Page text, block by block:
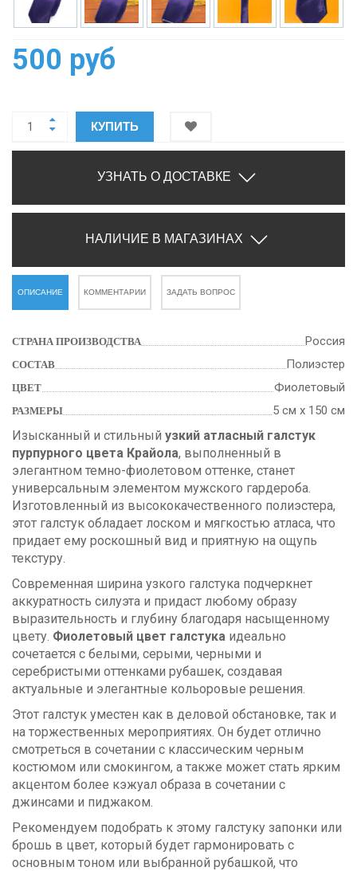
500 руб
КУПИТЬ
УЗНАТЬ О ДОСТАВКЕ
НАЛИЧИЕ В МАГАЗИНАХ
ОПИСАНИЕ КОММЕНТАРИИ ЗАДАТЬ ВОПРОС
СТРАНА ПРОИЗВОДСТВА Россия
СОСТАВ Полиэстер
ЦВЕТ Фиолетовый
РАЗМЕРЫ 5 см х 150 см
Изысканный и стильный узкий атласный галстук
пурпурного цвета Крайола, выполненный в
элегантном темно-фиолетовом оттенке, станет
универсальным элементом мужского гардероба.
Изготовленный из высококачественного полиэстера,
этот галстук обладает лоском и мягкостью атласа, что
придает ему роскошный вид и приятную на ощупь
текстуру.
Современная ширина узкого галстука подчеркнет
аккуратность силуэта и придаст любому образу
выразительность и глубину благодаря насыщенному
цвету. Фиолетовый цвет галстука идеально
сочетается с белыми, серыми, черными и
серебристыми оттенками рубашек, создавая
актуальные и элегантные кольоровые решения.
Этот галстук уместен как в деловой обстановке, так и
на торжественных мероприятиях. Он будет отлично
смотреться в сочетании с классическим черным
костюмом или смокингом, а также может стать ярким
акцентом более кэжуал образа в сочетании с
джинсами и пиджаком.
Рекомендуем подобрать к этому галстуку запонки или
брошь в цвет, который будет гармонировать с
основным тоном или выбранной рубашкой, что